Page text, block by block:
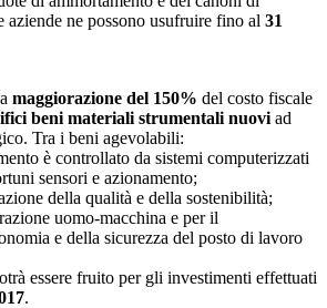
aziende ne possono usufruire fino al 31
maggiorazione del 150% del costo fiscale
beni materiali strumentali nuovi ad
Tra i beni agevolabili:
è controllato da sistemi computerizzati
sensori e azionamento;
della qualità e della sostenibilità;
uomo-macchina e per il
e della sicurezza del posto di lavoro
essere fruito per gli investimenti effettuati
.